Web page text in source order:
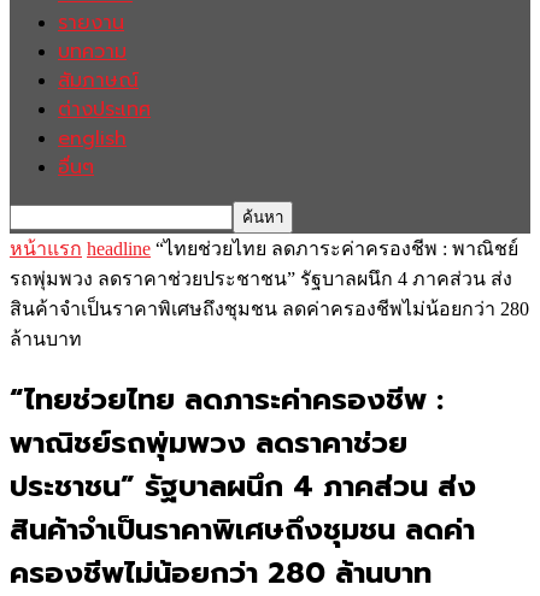
รายงาน
บทความ
สัมภาษณ์
ต่างประเทศ
english
อื่นๆ
หน้าแรก headline “ไทยช่วยไทย ลดภาระค่าครองชีพ : พาณิชย์
รถพุ่มพวง ลดราคาช่วยประชาชน” รัฐบาลผนึก 4 ภาคส่วน ส่ง
สินค้าจำเป็นราคาพิเศษถึงชุมชน ลดค่าครองชีพไม่น้อยกว่า 280
ล้านบาท
“ไทยช่วยไทย ลดภาระค่าครองชีพ :
พาณิชย์รถพุ่มพวง ลดราคาช่วย
ประชาชน” รัฐบาลผนึก 4 ภาคส่วน ส่ง
สินค้าจำเป็นราคาพิเศษถึงชุมชน ลดค่า
ครองชีพไม่น้อยกว่า 280 ล้านบาท